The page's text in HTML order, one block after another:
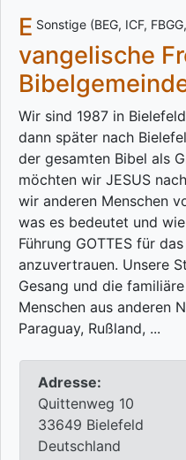
Sonstige (BEG, ICF,
E
vangelische
Wir sind 1987 in
dann später nach
der gesamten Bibel als
möchten wir JESUS
wir anderen Menschen
was es bedeutet und
Führung GOTTES für
anzuvertrauen. Unsere
Gesang und die
Menschen aus anderen
Paraguay, Rußland, ...
Adresse:
Quittenweg 10
33649 Bielefeld
Deutschland